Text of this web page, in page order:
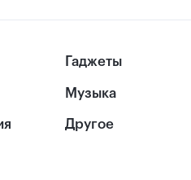
Гаджеты
Музыка
Другое